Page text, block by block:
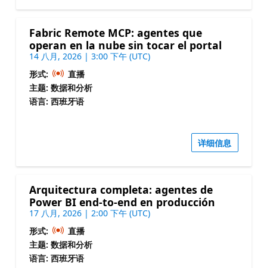
Fabric Remote MCP: agentes que
operan en la nube sin tocar el portal
14 八月, 2026 | 3:00 下午 (UTC)
形式:
直播
主题: 数据和分析
语言: 西班牙语
详细信息
Arquitectura completa: agentes de
Power BI end-to-end en producción
17 八月, 2026 | 2:00 下午 (UTC)
形式:
直播
主题: 数据和分析
语言: 西班牙语